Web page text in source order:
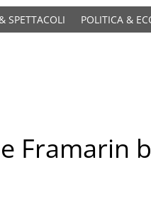
SPETTACOLI POLITICA &
Framarin